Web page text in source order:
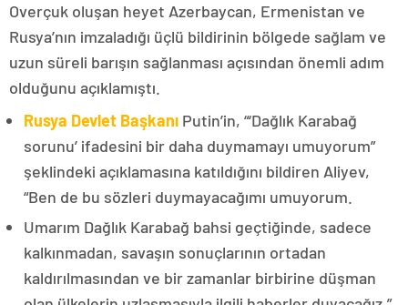
Overçuk oluşan heyet Azerbaycan, Ermenistan ve
Rusya’nın imzaladığı üçlü bildirinin bölgede sağlam ve
uzun süreli barışın sağlanması açısından önemli adım
olduğunu açıklamıştı.
Rusya Devlet Başkanı Putin’in, “‘Dağlık Karabağ
sorunu’ ifadesini bir daha duymamayı umuyorum”
şeklindeki açıklamasına katıldığını bildiren Aliyev,
“Ben de bu sözleri duymayacağımı umuyorum.
Umarım Dağlık Karabağ bahsi geçtiğinde, sadece
kalkınmadan, savaşın sonuçlarının ortadan
kaldırılmasından ve bir zamanlar birbirine düşman